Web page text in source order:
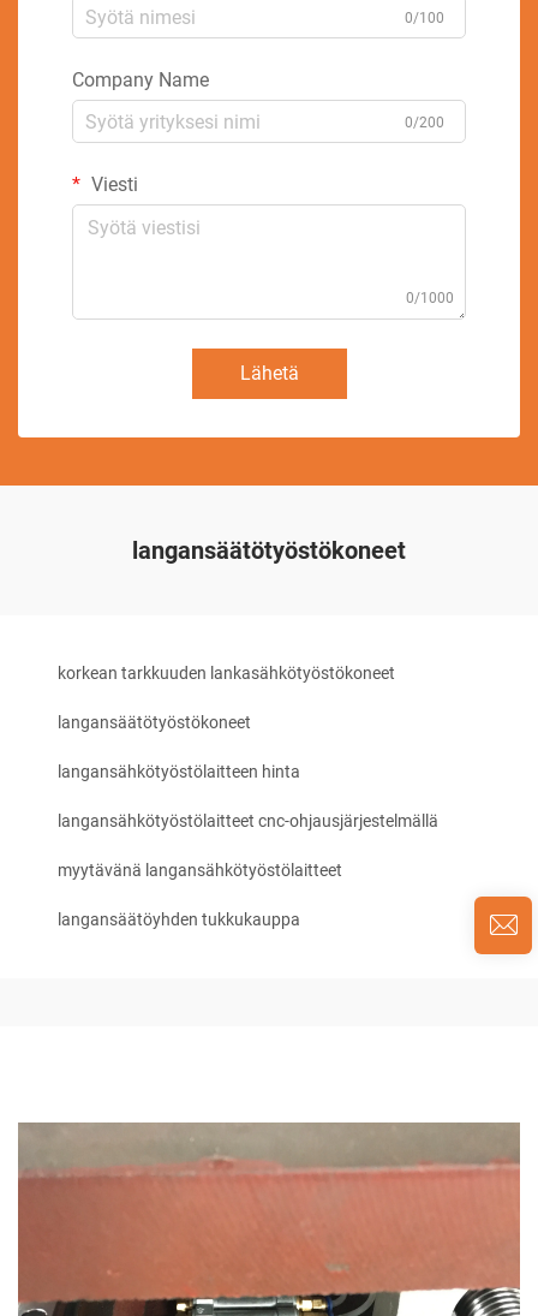
0/100
Company Name
0/200
Viesti
0/1000
Lähetä
langansäätötyöstökoneet
korkean tarkkuuden lankasähkötyöstökoneet
langansäätötyöstökoneet
langansähkötyöstölaitteen hinta
langansähkötyöstölaitteet cnc-ohjausjärjestelmällä
myytävänä langansähkötyöstölaitteet
langansäätöyhden tukkukauppa